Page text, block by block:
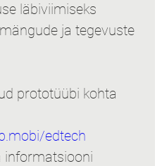
läbiviimiseks
ja tegevuste
prototüübi kohta
edtech
informatsiooni